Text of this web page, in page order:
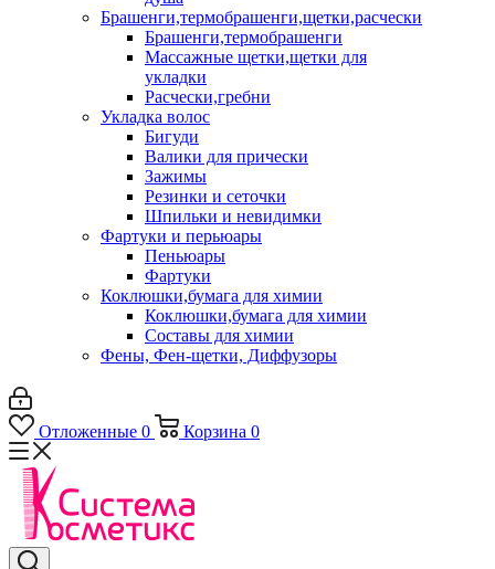
Брашенги,термобрашенги,щетки,расчески
Брашенги,термобрашенги
Массажные щетки,щетки для
укладки
Расчески,гребни
Укладка волос
Бигуди
Валики для прически
Зажимы
Резинки и сеточки
Шпильки и невидимки
Фартуки и перьюары
Пеньюары
Фартуки
Коклюшки,бумага для химии
Коклюшки,бумага для химии
Составы для химии
Фены, Фен-щетки, Диффузоры
Отложенные 0 Корзина 0